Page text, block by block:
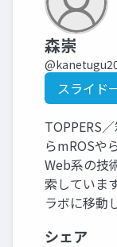
森崇
スライド
TOPPERS
らmROSや
Web系の技
索していま
ラボに移動
シェア